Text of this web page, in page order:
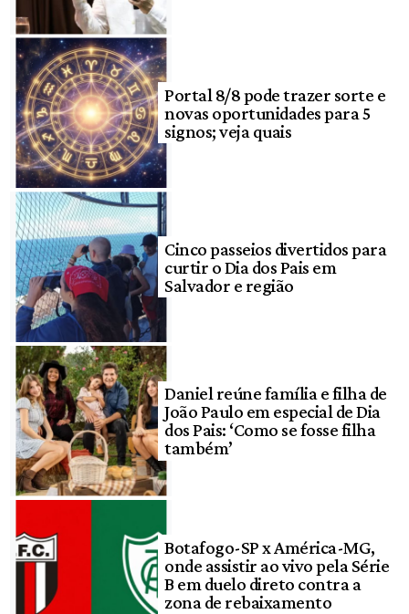
Portal 8/8 pode trazer sorte e
novas oportunidades para 5
signos; veja quais
Cinco passeios divertidos para
curtir o Dia dos Pais em
Salvador e região
Daniel reúne família e filha de
João Paulo em especial de Dia
dos Pais: ‘Como se fosse filha
também’
Botafogo-SP x América-MG,
onde assistir ao vivo pela Série
B em duelo direto contra a
zona de rebaixamento